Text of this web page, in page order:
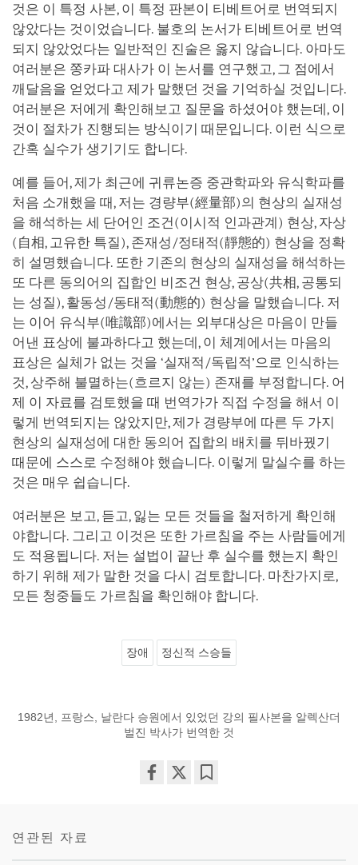
것은 이 특정 사본, 이 특정 판본이 티베트어로 번역되지
않았다는 것이었습니다. 불호의 논서가 티베트어로 번역
되지 않았었다는 일반적인 진술은 옳지 않습니다. 아마도
여러분은 쫑카파 대사가 이 논서를 연구했고, 그 점에서
깨달음을 얻었다고 제가 말했던 것을 기억하실 것입니다.
여러분은 저에게 확인해보고 질문을 하셨어야 했는데, 이
것이 절차가 진행되는 방식이기 때문입니다. 이런 식으로
간혹 실수가 생기기도 합니다.
예를 들어, 제가 최근에 귀류논증 중관학파와 유식학파를
처음 소개했을 때, 저는 경량부(經量部)의 현상의 실재성
을 해석하는 세 단어인 조건(이시적 인과관계) 현상, 자상
(自相, 고유한 특질), 존재성/정태적(靜態的) 현상을 정확
히 설명했습니다. 또한 기존의 현상의 실재성을 해석하는
또 다른 동의어의 집합인 비조건 현상, 공상(共相, 공통되
는 성질), 활동성/동태적(動態的) 현상을 말했습니다. 저
는 이어 유식부(唯識部)에서는 외부대상은 마음이 만들
어낸 표상에 불과하다고 했는데, 이 체계에서는 마음의
표상은 실체가 없는 것을 ‘실재적/독립적’으로 인식하는
것, 상주해 불멸하는(흐르지 않는) 존재를 부정합니다. 어
제 이 자료를 검토했을 때 번역가가 직접 수정을 해서 이
렇게 번역되지는 않았지만, 제가 경량부에 따른 두 가지
현상의 실재성에 대한 동의어 집합의 배치를 뒤바꿨기
때문에 스스로 수정해야 했습니다. 이렇게 말실수를 하는
것은 매우 쉽습니다.
여러분은 보고, 듣고, 잃는 모든 것들을 철저하게 확인해
야합니다. 그리고 이것은 또한 가르침을 주는 사람들에게
도 적용됩니다. 저는 설법이 끝난 후 실수를 했는지 확인
하기 위해 제가 말한 것을 다시 검토합니다. 마찬가지로,
모든 청중들도 가르침을 확인해야 합니다.
장애 정신적 스승들
1982년, 프랑스, 날란다 승원에서 있었던 강의 필사본을 알렉산더
벌진 박사가 번역한 것
연관된 자료